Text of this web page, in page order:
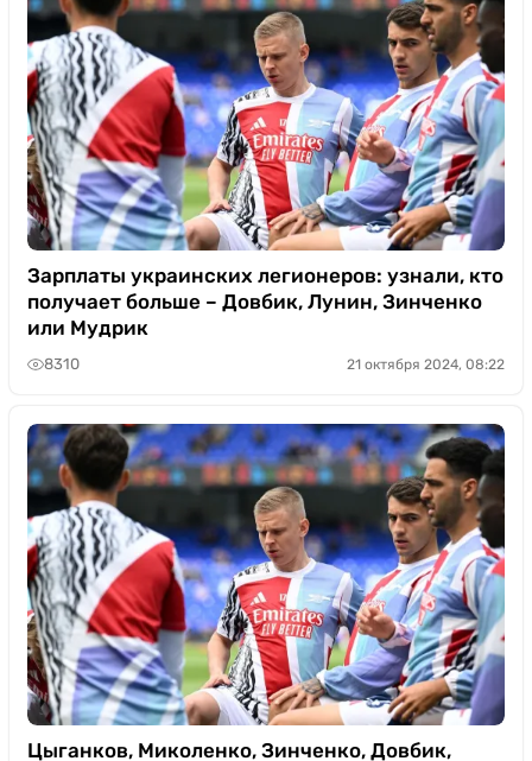
Зарплаты украинских легионеров: узнали, кто
получает больше – Довбик, Лунин, Зинченко
или Мудрик
8310 21 октября 2024, 08:22
Цыганков, Миколенко, Зинченко, Довбик,